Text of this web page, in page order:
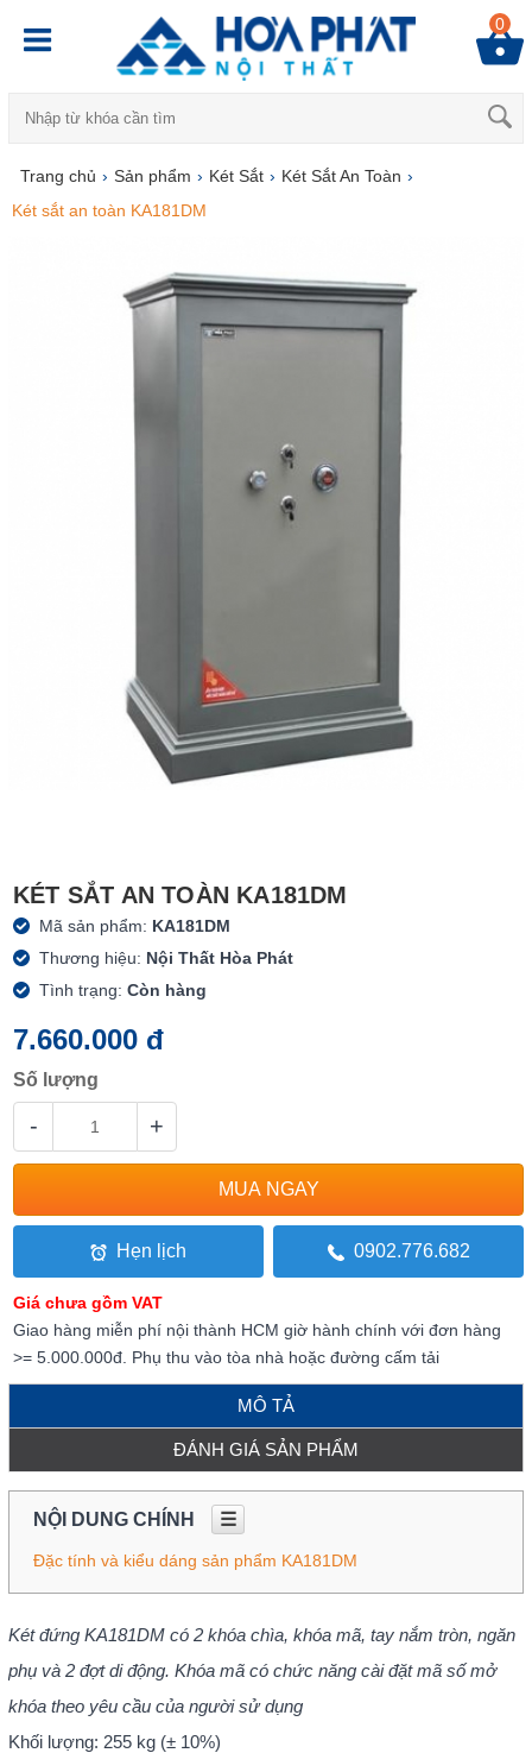
0
Trang chủ › Sản phẩm › Két Sắt › Két Sắt An Toàn ›
Két sắt an toàn KA181DM
KÉT SẮT AN TOÀN KA181DM
Mã sản phẩm: KA181DM
Thương hiệu: Nội Thất Hòa Phát
Tình trạng:Còn hàng
7.660.000 đ
Số lượng
- +
Hẹn lịch 0902.776.682
Giá chưa gồm VAT
Giao hàng miễn phí nội thành HCM giờ hành chính với đơn hàng
>= 5.000.000đ. Phụ thu vào tòa nhà hoặc đường cấm tải
MÔ TẢ
ĐÁNH GIÁ SẢN PHẨM
NỘI DUNG CHÍNH ☰
Đặc tính và kiểu dáng sản phẩm KA181DM
Két đứng KA181DM có 2 khóa chìa, khóa mã, tay nắm tròn, ngăn
phụ và 2 đợt di động. Khóa mã có chức năng cài đặt mã số mở
khóa theo yêu cầu của người sử dụng
Khối lượng: 255 kg (± 10%)